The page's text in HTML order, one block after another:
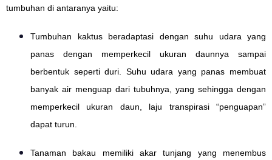
tumbuhan di antaranya yaitu:
Tumbuhan kaktus beradaptasi dengan suhu udara yang
panas dengan memperkecil ukuran daunnya sampai
berbentuk seperti duri. Suhu udara yang panas membuat
banyak air menguap dari tubuhnya, yang sehingga dengan
memperkecil ukuran daun, laju transpirasi “penguapan”
dapat turun.
Tanaman bakau memiliki akar tunjang yang menembus